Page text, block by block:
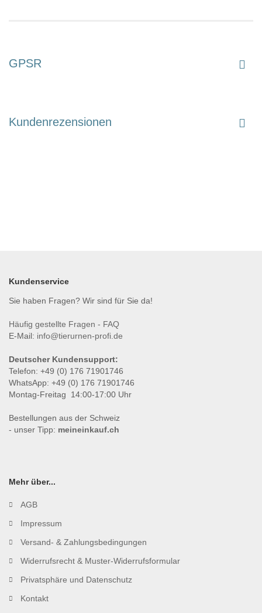
GPSR
Kundenrezensionen
Kundenservice
Sie haben Fragen? Wir sind für Sie da!
Häufig gestellte Fragen - FAQ
E-Mail: info@tierurnen-profi.de
Deutscher Kundensupport:
Telefon: +49 (0) 176 71901746
WhatsApp: +49 (0) 176 71901746
Montag-Freitag 14:00-17:00 Uhr
Bestellungen aus der Schweiz
- unser Tipp: meineinkauf.ch
Mehr über...
AGB
Impressum
Versand- & Zahlungsbedingungen
Widerrufsrecht & Muster-Widerrufsformular
Privatsphäre und Datenschutz
Kontakt